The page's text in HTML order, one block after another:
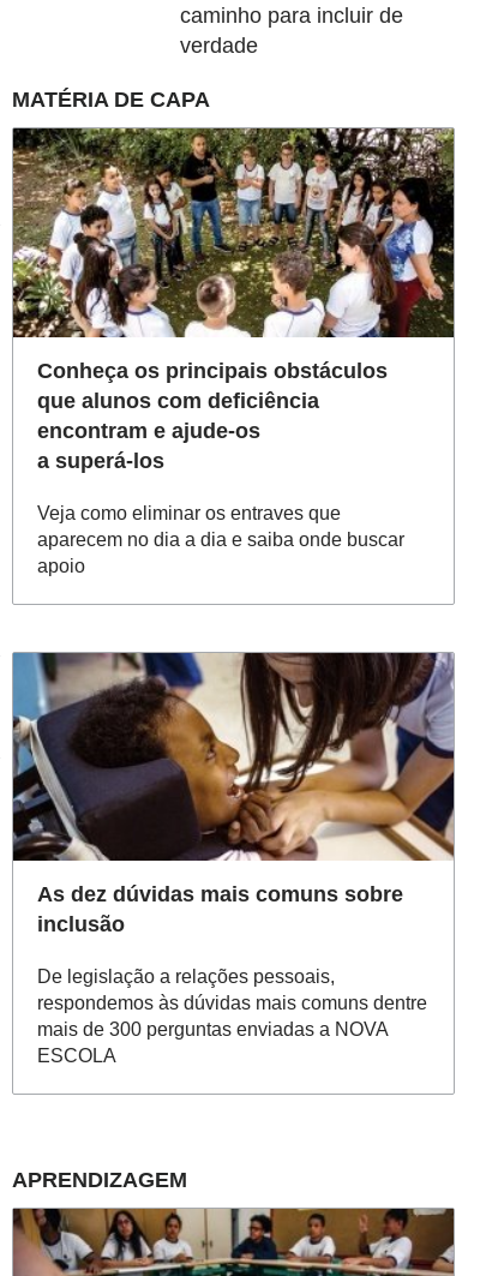
caminho para incluir de
verdade
MATÉRIA DE CAPA
Conheça os principais obstáculos
que alunos com deficiência
encontram e ajude-os
a superá-los
Veja como eliminar os entraves que
aparecem no dia a dia e saiba onde buscar
apoio
As dez dúvidas mais comuns sobre
inclusão
De legislação a relações pessoais,
respondemos às dúvidas mais comuns dentre
mais de 300 perguntas enviadas a NOVA
ESCOLA
APRENDIZAGEM